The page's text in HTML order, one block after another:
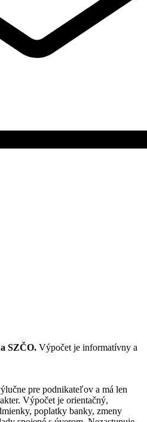
SZČO. Výpočet je informatívny a
pre podnikateľov a má len
Výpočet je orientačný,
poplatky banky, zmeny